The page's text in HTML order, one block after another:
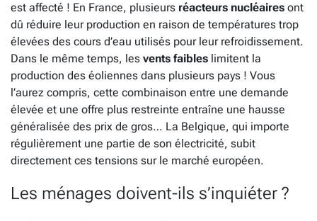
est affecté ! En France, plusieurs réacteurs nucléaires ont
dû réduire leur production en raison de températures trop
élevées des cours d’eau utilisés pour leur refroidissement.
Dans le même temps, les vents faibles limitent la
production des éoliennes dans plusieurs pays ! Vous
l’aurez compris, cette combinaison entre une demande
élevée et une offre plus restreinte entraîne une hausse
généralisée des prix de gros… La Belgique, qui importe
régulièrement une partie de son électricité, subit
directement ces tensions sur le marché européen.
Les ménages doivent-ils s’inquiéter ?